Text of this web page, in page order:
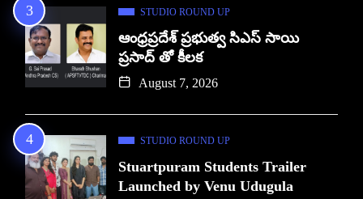
STUDIO ROUND UP
ఆంధ్రప్రదేశ్ ప్రభుత్వ సిఎస్ సాయి
ప్రసాద్ తో కీలక
August 7, 2026
STUDIO ROUND UP
Stuartpuram Students Trailer
Launched by Venu Udugula